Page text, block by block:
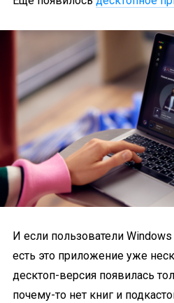
И если пользователи
есть это приложение уже
десктоп-версия появилась
почему-то нет книг и